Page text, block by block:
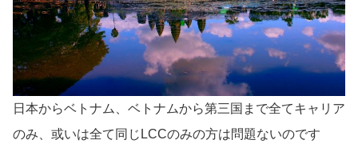
日本からベトナム、ベトナムから第三国まで全てキャリア
のみ、或いは全て同じLCCのみの方は問題ないのです